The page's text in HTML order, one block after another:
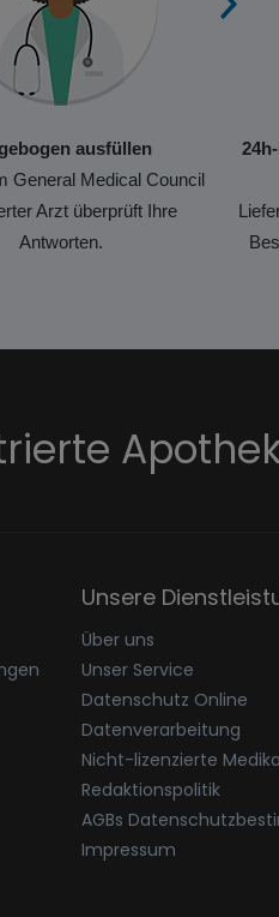
ausfüllen
General Medical Council
Arzt überprüft Ihre
Antworten.
Unsere
Über uns
Unser Service
Datenschutz Online
Datenverarbeitung
Nicht-lizenzierte
Redaktionspolitik
AGBs
Impressum